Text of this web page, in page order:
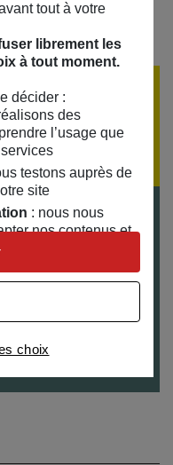
par
d'information
à 21h30
à l’entrée
et connaître nos
ici
tout à votre
librement les
à tout moment.
décider :
des
l’usage que
testons auprès de
site
: nous nous
nos contenus et
avec nos
choix